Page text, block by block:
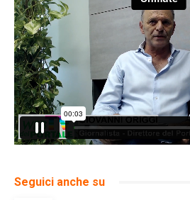
Seguici anche su